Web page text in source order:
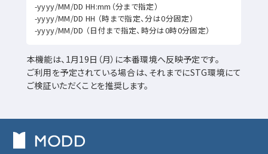
-yyyy/MM/DD HH:mm（分まで指定）
-yyyy/MM/DD HH （時まで指定、分は0分固定）
-yyyy/MM/DD （日付まで指定、時分は0時0分固定）
本機能は、1月19日（月）に本番環境へ反映予定です。
ご利用を予定されている場合は、それまでにSTG環境にて
ご検証いただくことを推奨します。